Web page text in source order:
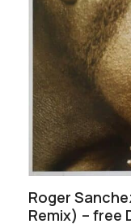
Roger
Remix) – free